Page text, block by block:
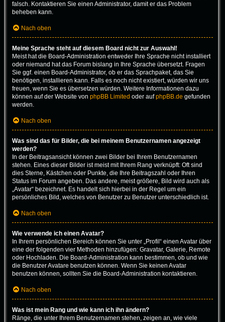
falsch. Kontaktieren Sie einen Administrator, damit er das Problem
beheben kann.
Nach oben
Meine Sprache steht auf diesem Board nicht zur Auswahl!
Meist hat die Board-Administration entweder Ihre Sprache nicht installiert
oder niemand hat das Forum bislang in Ihre Sprache übersetzt. Fragen
Sie ggf. einen Board-Administrator, ob er das Sprachpaket, das Sie
benötigen, installieren kann. Falls es noch nicht existiert, würden wir uns
freuen, wenn Sie es übersetzen würden. Weitere Informationen dazu
können auf der Website von phpBB Limited oder aufphpBB.de gefunden
werden.
Nach oben
Was sind das für Bilder, die bei meinem Benutzernamen angezeigt
werden?
In der Beitragsansicht können zwei Bilder bei Ihrem Benutzernamen
stehen. Eines dieser Bilder ist meist mit Ihrem Rang verknüpft: Oft sind
dies Sterne, Kästchen oder Punkte, die Ihre Beitragszahl oder Ihren
Status im Forum angeben. Das andere, meist größere, Bild wird auch als
„Avatar“ bezeichnet. Es handelt sich hierbei in der Regel um ein
persönliches Bild, welches von Benutzer zu Benutzer unterschiedlich ist.
Nach oben
Wie verwende ich einen Avatar?
In Ihrem persönlichen Bereich können Sie unter „Profil“ einen Avatar über
eine der folgenden vier Methoden hinzufügen: Gravatar, Galerie, Remote
oder Hochladen. Die Board-Administration kann bestimmen, ob und wie
die Benutzer Avatare benutzen können. Wenn Sie keinen Avatar
benutzen können, sollten Sie die Board-Administration kontaktieren.
Nach oben
Was ist mein Rang und wie kann ich ihn ändern?
Ränge, die unter Ihrem Benutzernamen stehen, zeigen an, wie viele